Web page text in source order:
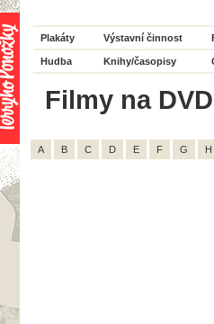
Plakáty Výstavní činnost
Hudba Knihy/časopisy
Filmy na
A B C D E F G H